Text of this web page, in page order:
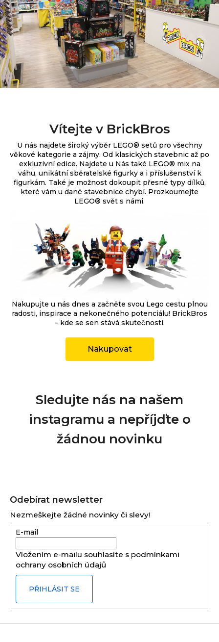
Vítejte v BrickBros
U nás najdete široký výběr LEGO® setů pro všechny
věkové kategorie a zájmy. Od klasických stavebnic až po
exkluzivní edice. Najdete u Nás také LEGO® mix na
váhu, unikátní sběratelské figurky a i příslušenství k
figurkám. Také je možnost dokoupit přesné typy dílků,
které vám u dané stavebnice chybí. Prozkoumejte
LEGO® svět s námi.
Nakupujte u nás dnes a začněte svou Lego cestu plnou
radosti, inspirace a nekonečného potenciálu! BrickBros
– kde se sen stává skutečností.
Nakupovat
Sledujte nás na našem
instagramu a nepříjďte o
žádnou novinku
Odebírat newsletter
Nezmeškejte žádné novinky či slevy!
E-mail
Vložením e-mailu souhlasíte s podmínkami
ochrany osobních údajů
PŘIHLÁSIT SE